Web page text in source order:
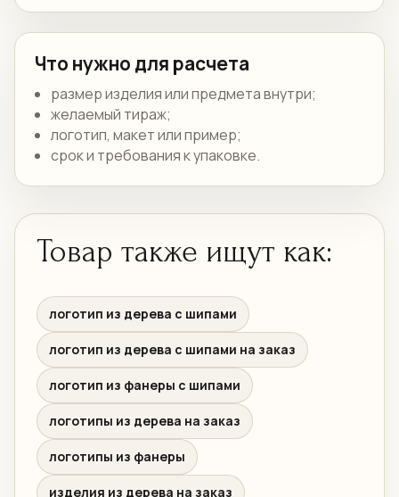
Что нужно для расчета
размер изделия или предмета внутри;
желаемый тираж;
логотип, макет или пример;
срок и требования к упаковке.
Товар также ищут как:
логотип из дерева с шипами
логотип из дерева с шипами на заказ
логотип из фанеры с шипами
логотипы из дерева на заказ
логотипы из фанеры
изделия из дерева на заказ